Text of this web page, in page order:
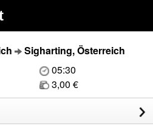
Sigharting, Österreich
05:30
3,00 €